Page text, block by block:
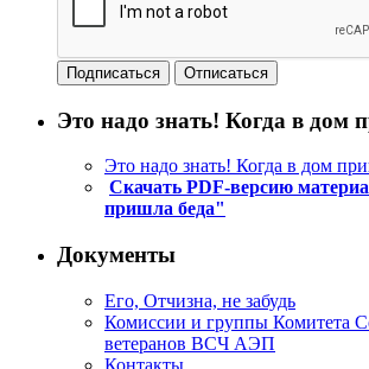
Это надо знать! Когда в дом
Это надо знать! Когда в дом
Скачать PDF-версию
пришла беда"
Документы
Его, Отчизна, не забудь
Комиссии и группы Комитета
ветеранов ВСЧ АЭП
Контакты